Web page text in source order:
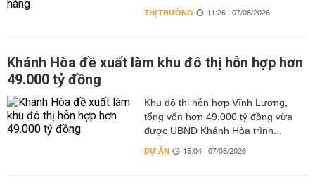
THỊ TRƯỜNG 11:26 | 07/08/2026
Khánh Hòa đề xuất làm khu đô thị hỗn hợp hơn
49.000 tỷ đồng
Khu đô thị hỗn hợp Vĩnh Lương,
tổng vốn hơn 49.000 tỷ đồng vừa
được UBND Khánh Hòa trình...
DỰ ÁN 15:04 | 07/08/2026